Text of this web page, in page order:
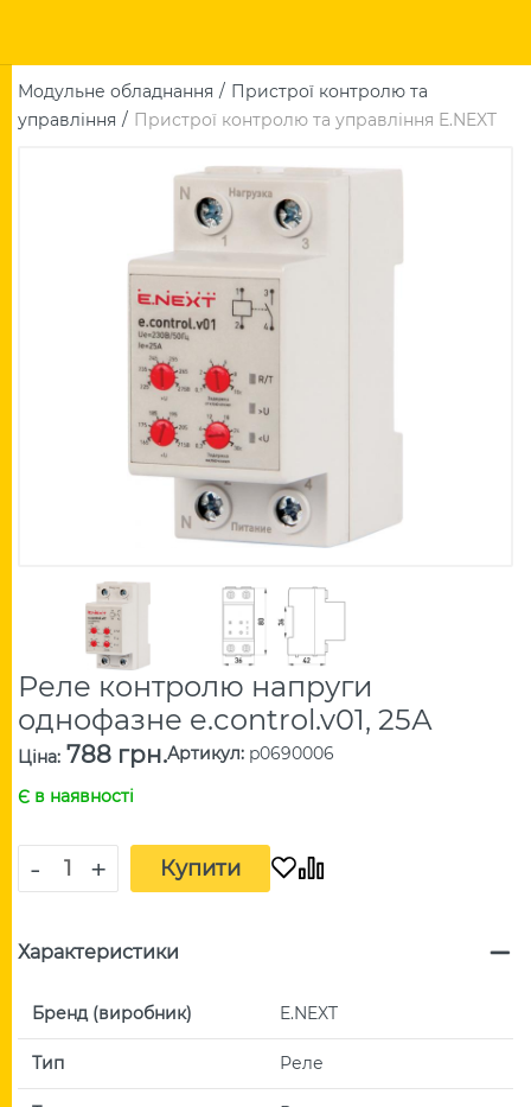
Модульне обладнання
Пристрої контролю та
управління
Пристрої контролю та управління E.NEXT
Реле контролю напруги
однофазне e.control.v01, 25А
Ціна: 788 грн.Артикул: p0690006
Є в наявності
- + Купити
Характеристики
Бренд (виробник) E.NEXT
Тип Реле